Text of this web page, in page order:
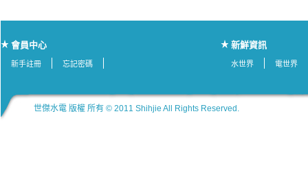
會員中心
新手註冊 忘記密碼
新鮮資訊
水世界 電世界
世傑水電 版權 所有 © 2011 Shihjie All Rights Reserved.